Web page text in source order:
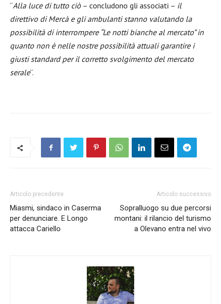
“Alla luce di tutto ciò – concludono gli associati – il
direttivo di Mercà e gli ambulanti stanno valutando la
possibilità di interrompere “Le notti bianche al mercato” in
quanto non è nelle nostre possibilità attuali garantire i
giusti standard per il corretto svolgimento del mercato
serale“.
Articolo precedente
Miasmi, sindaco in Caserma
per denunciare. E Longo
attacca Cariello
Articolo successivo
Sopralluogo su due percorsi
montani: il rilancio del turismo
a Olevano entra nel vivo